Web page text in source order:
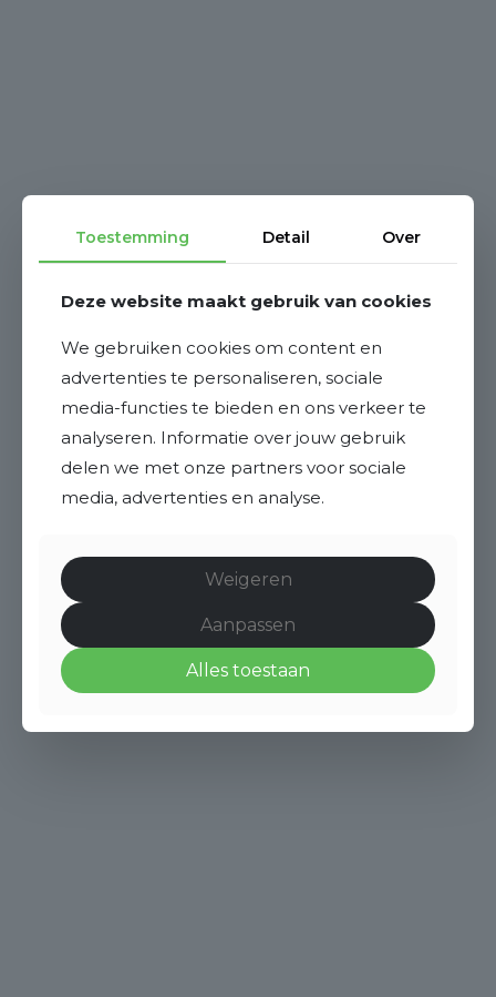
Toestemming Detail Over
Deze website maakt gebruik van cookies
We gebruiken cookies om content en
advertenties te personaliseren, sociale
media-functies te bieden en ons verkeer te
analyseren. Informatie over jouw gebruik
delen we met onze partners voor sociale
media, advertenties en analyse.
Weigeren
Aanpassen
Alles toestaan